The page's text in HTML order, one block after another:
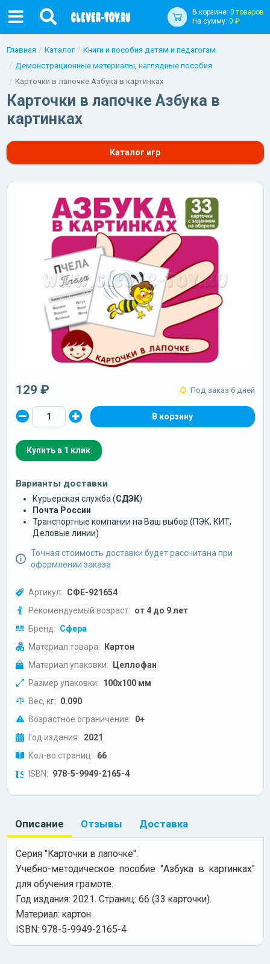
В корзине: 0 товаров
На сумму: 0 ₽
Главная Каталог
Книги и пособия детям и педагогам
Демонстрационные материалы, наглядные пособия
Карточки в лапочке Азбука в картинках
Карточки в лапочке Азбука в
картинках
Каталог игр
129 ₽ Под заказ 6 дней
Купить в 1 клик
Варианты доставки
Курьерская служба (СДЭК)
Почта России
Транспортные компании на Ваш выбор (ПЭК, КИТ,
Деловые линии)
Точная стоимость доставки будет рассчитана при
оформлении заказа
Артикул: СФЕ-921654
Рекомендуемый возраст: от 4 до 9 лет
Бренд: Сфера
Материал товара: Картон
Материал упаковки: Целлофан
Размер упаковки: 100х100 мм
Вес, кг: 0.090
Возрастное ограничение: 0+
Год издания: 2021
Кол-во страниц: 66
ISBN: 978-5-9949-2165-4
Описание Отзывы Доставка
Серия "Карточки в лапочке".
Учебно-методическое пособие "Азбука в картинках"
для обучения грамоте.
Год издания: 2021. Страниц: 66 (33 карточки).
Материал: картон.
ISBN: 978-5-9949-2165-4